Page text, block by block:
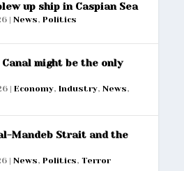
up ship in Caspian Sea
|News,Politics
Canal might be the only
|Economy,Industry,News,
Mandeb Strait and the
|News,Politics,Terror